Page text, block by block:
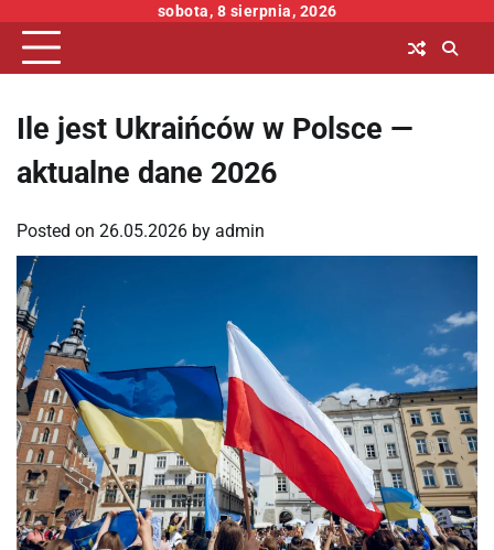
content
sobota, 8 sierpnia, 2026
Ile jest Ukraińców w Polsce —
aktualne dane 2026
Posted on 26.05.2026 by admin